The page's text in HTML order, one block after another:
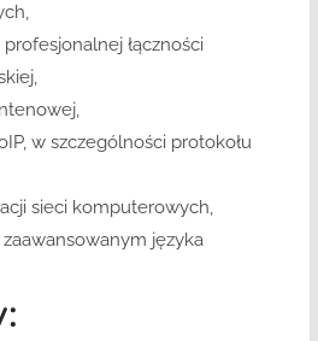
łączności
w szczególności protokołu
sieci komputerowych,
języka